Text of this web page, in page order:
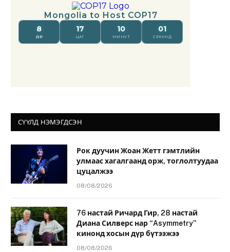
СҮҮЛД НЭМЭГДСЭН
Рок дуучин Жоан Жетт гэмтлийн
улмаас хагалгаанд орж, тоглолтуудаа
цуцалжээ
08/08/2026
76 настай Ричард Гир, 28 настай
Диана Силверс нар “Asymmetry”
кинонд хосын дүр бүтээжээ
08/08/2026